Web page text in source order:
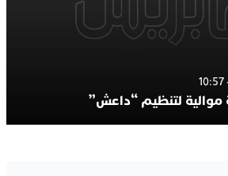
موالية لتنظيم “داعش”